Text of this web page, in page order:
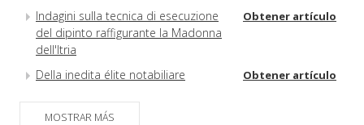
Indagini sulla tecnica di esecuzione
del dipinto raffigurante la Madonna
dell'Itria
Obtener artículo
Della inedita élite notabiliare
l'espressione benedettina
Obtener artículo
MOSTRAR MÁS